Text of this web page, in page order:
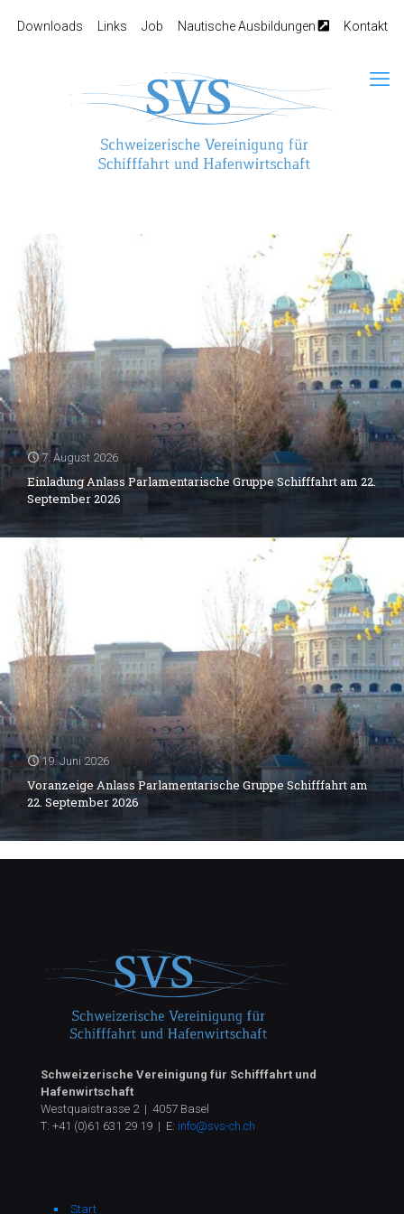
Downloads Links Job Nautische Ausbildungen Kontakt
7. August 2026
Einladung Anlass Parlamentarische Gruppe Schifffahrt am 22.
September 2026
19. Juni 2026
Voranzeige Anlass Parlamentarische Gruppe Schifffahrt am
22. September 2026
Schweizerische Vereinigung für Schifffahrt und
Hafenwirtschaft
Westquaistrasse 2 | 4057 Basel
T: +41 (0)61 631 29 19 | E: info@svs-ch.ch
Start